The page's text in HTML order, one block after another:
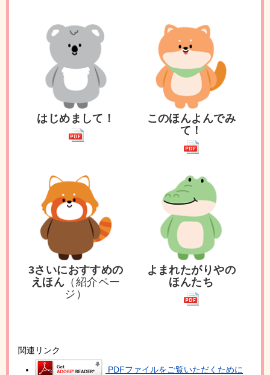
はじめまして！
このほんよんでみ
て！
3さいにおすすめの
えほん （紹介ペー
ジ ）
よまれたがりやの
ほんたち
関連リンク
PDFファイルをご覧いただくために